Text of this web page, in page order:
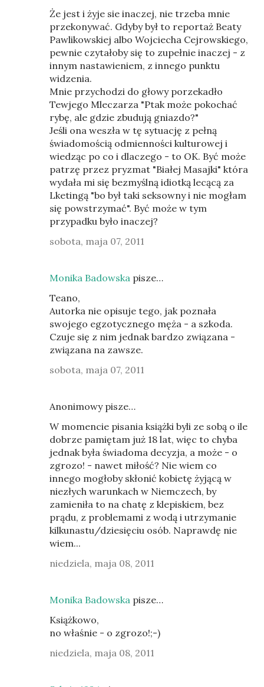
Że jest i żyje sie inaczej, nie trzeba mnie
przekonywać. Gdyby był to reportaż Beaty
Pawlikowskiej albo Wojciecha Cejrowskiego,
pewnie czytałoby się to zupełnie inaczej - z
innym nastawieniem, z innego punktu
widzenia.
Mnie przychodzi do głowy porzekadło
Tewjego Mleczarza "Ptak może pokochać
rybę, ale gdzie zbudują gniazdo?"
Jeśli ona weszła w tę sytuację z pełną
świadomością odmienności kulturowej i
wiedząc po co i dlaczego - to OK. Być może
patrzę przez pryzmat "Białej Masajki" która
wydała mi się bezmyślną idiotką lecącą za
Lketingą "bo był taki seksowny i nie mogłam
się powstrzymać". Być może w tym
przypadku było inaczej?
sobota, maja 07, 2011
Monika Badowska pisze…
Teano,
Autorka nie opisuje tego, jak poznała
swojego egzotycznego męża - a szkoda.
Czuje się z nim jednak bardzo związana -
związana na zawsze.
sobota, maja 07, 2011
Anonimowy pisze…
W momencie pisania książki byli ze sobą o ile
dobrze pamiętam już 18 lat, więc to chyba
jednak była świadoma decyzja, a może - o
zgrozo! - nawet miłość? Nie wiem co
innego mogłoby skłonić kobietę żyjącą w
niezłych warunkach w Niemczech, by
zamieniła to na chatę z klepiskiem, bez
prądu, z problemami z wodą i utrzymanie
kilkunastu/dziesięciu osób. Naprawdę nie
wiem...
niedziela, maja 08, 2011
Monika Badowska pisze…
Książkowo,
no właśnie - o zgrozo!;-)
niedziela, maja 08, 2011